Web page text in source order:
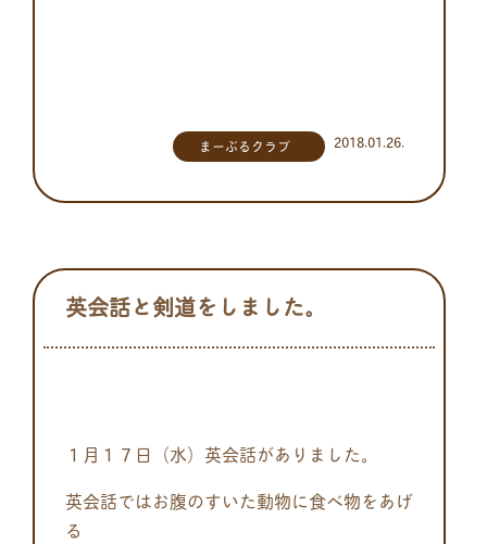
2018.01.26.
まーぶるクラブ
英会話と剣道をしました。
１月１７日（水）英会話がありました。
英会話ではお腹のすいた動物に食べ物をあげ
る